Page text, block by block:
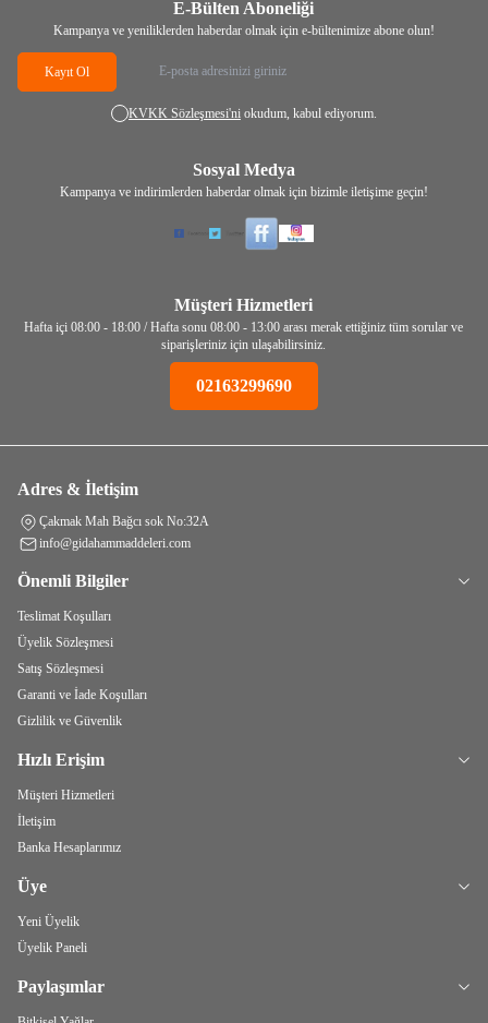
E-Bülten Aboneliği
Kampanya ve yeniliklerden haberdar olmak için e-bültenimize abone olun!
Kayıt Ol
KVKK Sözleşmesi'niokudum, kabul ediyorum.
Sosyal Medya
Kampanya ve indirimlerden haberdar olmak için bizimle iletişime geçin!
Müşteri Hizmetleri
Hafta içi 08:00 - 18:00 / Hafta sonu 08:00 - 13:00 arası merak ettiğiniz tüm sorular ve
siparişleriniz için ulaşabilirsiniz.
02163299690
Adres & İletişim
Çakmak Mah Bağcı sok No:32A
info@gidahammaddeleri.com
Önemli Bilgiler
Teslimat Koşulları
Üyelik Sözleşmesi
Satış Sözleşmesi
Garanti ve İade Koşulları
Gizlilik ve Güvenlik
Hızlı Erişim
Müşteri Hizmetleri
İletişim
Banka Hesaplarımız
Üye
Yeni Üyelik
Üyelik Paneli
Paylaşımlar